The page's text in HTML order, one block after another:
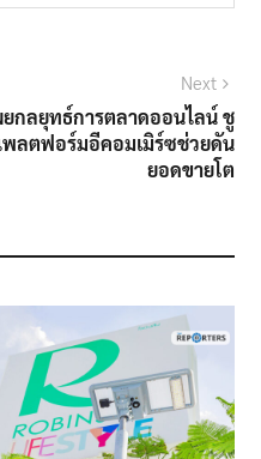
Next
post:
ยกลยุทธ์การตลาดออนไลน์ ชู
พลตฟอร์มอีคอมเมิร์ซช่วยดัน
ยอดขายโต